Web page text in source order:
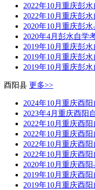
2022年10月重庆彭
2022年10月重庆彭
2020年10月重庆彭
2020年4月彭水自学
2019年10月重庆彭
2019年10月重庆彭
2019年10月重庆彭
酉阳县 更多>>
2024年10月重庆酉
2023年4月重庆酉阳
2022年10月重庆酉
2022年10月重庆酉
2022年10月重庆酉
2022年10月重庆酉
2020年10月重庆酉
2019年10月重庆酉
2019年10月重庆酉